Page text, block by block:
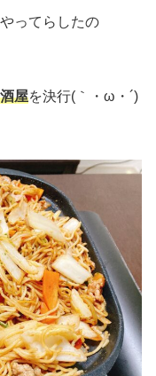
ってらしたの
屋を決行(｀・ω・´)